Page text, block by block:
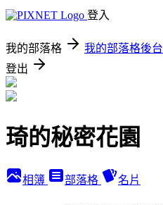
登入
我的部落格 我的部落格後台
登出
琦的秘密花園
相簿 部落格 名片